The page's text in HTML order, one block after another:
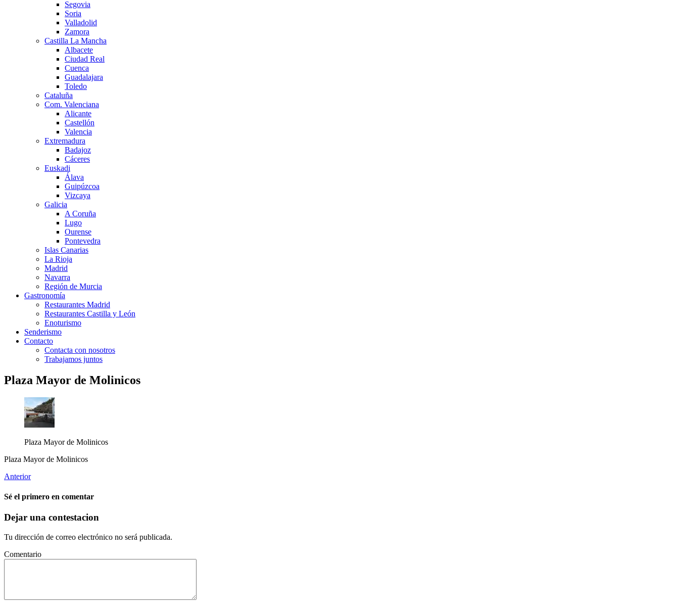
Segovia
Soria
Valladolid
Zamora
Castilla La Mancha
Albacete
Ciudad Real
Cuenca
Guadalajara
Toledo
Cataluña
Com. Valenciana
Alicante
Castellón
Valencia
Extremadura
Badajoz
Cáceres
Euskadi
Álava
Guipúzcoa
Vizcaya
Galicia
A Coruña
Lugo
Ourense
Pontevedra
Islas Canarias
La Rioja
Madrid
Navarra
Región de Murcia
Gastronomía
Restaurantes Madrid
Restaurantes Castilla y León
Enoturismo
Senderismo
Contacto
Contacta con nosotros
Trabajamos juntos
Plaza Mayor de Molinicos
Plaza Mayor de Molinicos
Plaza Mayor de Molinicos
Anterior
Sé el primero en comentar
Dejar una contestacion
Tu dirección de correo electrónico no será publicada.
Comentario